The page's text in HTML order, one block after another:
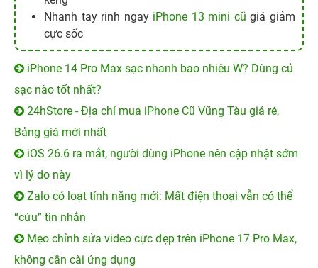
Nhanh tay rinh ngay iPhone 13 mini cũ giá giảm
cực sốc
iPhone 14 Pro Max sạc nhanh bao nhiêu W? Dùng củ
sạc nào tốt nhất?
24hStore - Địa chỉ mua iPhone Cũ Vũng Tàu giá rẻ,
Bảng giá mới nhất
iOS 26.6 ra mắt, người dùng iPhone nên cập nhật sớm
vì lý do này
Zalo có loạt tính năng mới: Mất điện thoại vẫn có thể
“cứu” tin nhắn
Mẹo chỉnh sửa video cực đẹp trên iPhone 17 Pro Max,
không cần cài ứng dụng